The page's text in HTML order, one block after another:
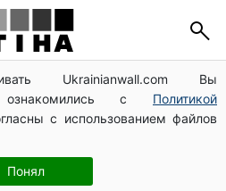
Ukrainianwall.com Вы
ознакомились с Политикой
с использованием файлов
Понял